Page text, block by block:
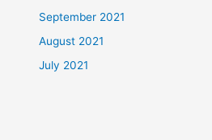
September 2021
August 2021
July 2021